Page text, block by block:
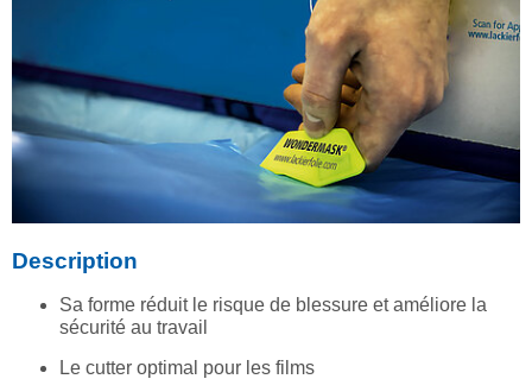
Description
Sa forme réduit le risque de blessure et améliore la
sécurité au travail
Le cutter optimal pour les films